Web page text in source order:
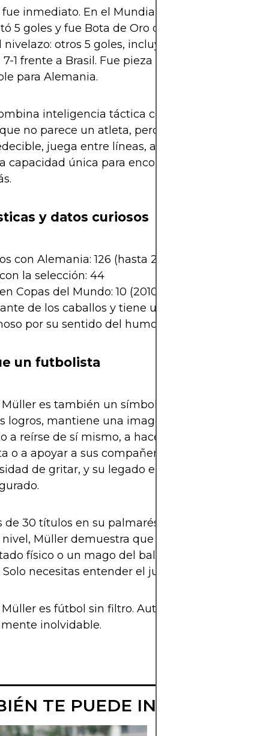
inmediato. En el Mundial de Sudáfrica de
5 goles y fue Bota de Oro del torneo. En Brasil
nivelazo: otros 5 goles, incluyendo uno en la
1 frente a Brasil. Fue pieza fundamental en
para Alemania.
inteligencia táctica con carisma. Es el
no parece un atleta, pero siempre te gana.
juega entre líneas, aparece en segunda
capacidad única para encontrar espacios
y datos curiosos
con Alemania: 126 (hasta 2025)
la selección: 44
Copas del Mundo: 10 (2010, 2014, 2018, 2022)
de los caballos y tiene un establo propio
por su sentido del humor y bromas en redes
un futbolista
es también un símbolo de humildad. A
logros, mantiene una imagen sencilla. Siempre
a reírse de sí mismo, a hacer una broma en una
o a apoyar a sus compañeros más jóvenes. Es
de gritar, y su legado en el Bayern y en
de 30 títulos en su palmarés y todavía
Müller demuestra que no necesitas ser un
físico o un mago del balón para ser uno de
Solo necesitas entender el juego como él lo
es fútbol sin filtro. Auténtico, eficaz y
inolvidable.
TE PUEDE INTERESAR